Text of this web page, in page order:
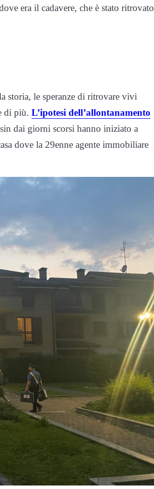
era il cadavere, che è stato ritrovato
storia, le speranze di ritrovare vivi
di più. L’ipotesi dell’allontanamento
dai giorni scorsi hanno iniziato a
dove la 29enne agente immobiliare